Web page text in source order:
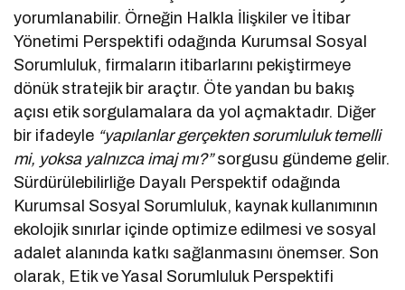
yorumlanabilir. Örneğin Halkla İlişkiler ve İtibar
Yönetimi Perspektifi odağında Kurumsal Sosyal
Sorumluluk, firmaların itibarlarını pekiştirmeye
dönük stratejik bir araçtır. Öte yandan bu bakış
açısı etik sorgulamalara da yol açmaktadır. Diğer
bir ifadeyle “yapılanlar gerçekten sorumluluk temelli
mi, yoksa yalnızca imaj mı?”sorgusu gündeme gelir.
Sürdürülebilirliğe Dayalı Perspektif odağında
Kurumsal Sosyal Sorumluluk, kaynak kullanımının
ekolojik sınırlar içinde optimize edilmesi ve sosyal
adalet alanında katkı sağlanmasını önemser. Son
olarak, Etik ve Yasal Sorumluluk Perspektifi